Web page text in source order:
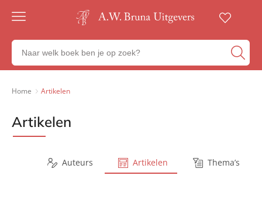
Gratis
23:00
besteld,
werkdag
Veilig
betalen
retourneren
Zoeken
naar
boeken,
Home Artikelen
Artikelen
Auteurs Artikelen Thema’s